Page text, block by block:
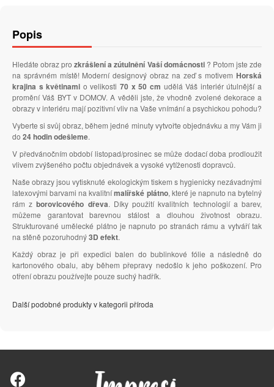
Popis
Hledáte obraz prozkrášlení a zútulnění Vaší domácnosti? Potom jste zde
na správném místě! Moderní designový obraz na zeď s motivem Horská
krajina s květinami o velikosti70 x 50 cm udělá Váš interiér útulnější a
promění Váš BYT v DOMOV. A věděli jste, že vhodně zvolené dekorace a
obrazy v interiéru mají pozitivní vliv na Vaše vnímání a psychickou pohodu?
Vyberte si svůj obraz, během jedné minuty vytvořte objednávku a my Vám ji
do 24 hodin odešleme.
V předvánočním období listopad/prosinec se může dodací doba prodloužit
vlivem zvýšeného počtu objednávek a vysoké vytíženosti dopravců.
Naše obrazy jsou vytisknuté ekologickým tiskem s hygienicky nezávadnými
latexovými barvami na kvalitnímalířské plátno, které je napnuto na bytelný
rám zborovicového dřeva. Díky použití kvalitních technologií a barev,
můžeme garantovat barevnou stálost a dlouhou životnost obrazu.
Strukturované umělecké plátno je napnuto po stranách rámu a vytváří tak
na stěně pozoruhodný3D efekt.
Každý obraz je při expedici balen do bublinkové fólie a následně do
kartonového obalu, aby během přepravy nedošlo k jeho poškození. Pro
otření obrazu používejte pouze suchý hadřík.
Další podobné produkty v kategorii příroda